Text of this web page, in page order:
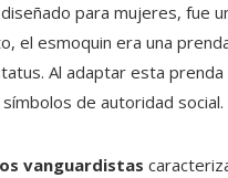
para mujeres, fue
el esmoquin era una
Al adaptar esta
de autoridad social.
vanguardistas